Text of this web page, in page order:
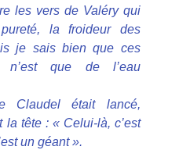
les vers de Valéry qui
la froideur des
je sais bien que ces
n’est que de l’eau
était lancé,
la tête : « Celui-là, c’est
un géant ».